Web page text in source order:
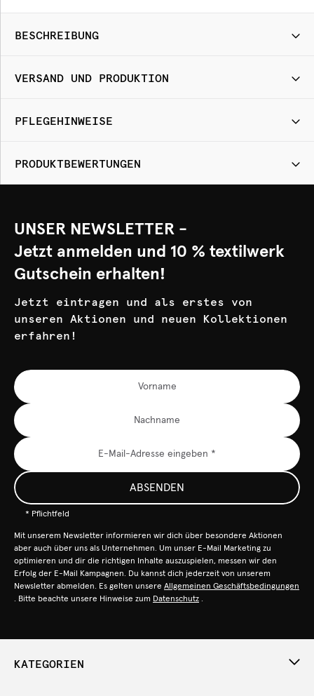
BESCHREIBUNG
VERSAND UND PRODUKTION
PFLEGEHINWEISE
PRODUKTBEWERTUNGEN
UNSER NEWSLETTER -
Jetzt anmelden und 10 % textilwerk
Gutschein erhalten!
Jetzt eintragen und als erstes von
unseren Aktionen und neuen Kollektionen
erfahren!
ABSENDEN
* Pflichtfeld
Mit unserem Newsletter informieren wir dich über besondere Aktionen
aber auch über uns als Unternehmen. Um unser E-Mail Marketing zu
optimieren und dir die richtigen Inhalte auszuspielen, messen wir den
Erfolg der E-Mail Kampagnen. Du kannst dich jederzeit von unserem
Newsletter abmelden. Es gelten unsere Allgemeinen Geschäftsbedingungen
. Bitte beachte unsere Hinweise zum Datenschutz .
KATEGORIEN